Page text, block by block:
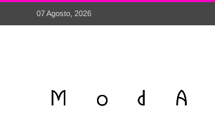
07 Agosto, 2026